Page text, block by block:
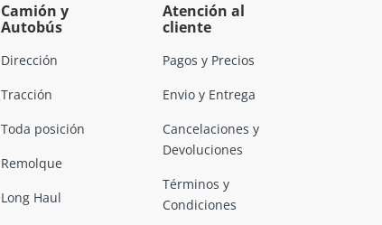
Camión y
Autobús
Dirección
Tracción
Toda posición
Remolque
Long Haul
Atención al
cliente
Pagos y Precios
Envio y Entrega
Cancelaciones y
Devoluciones
Términos y
Condiciones